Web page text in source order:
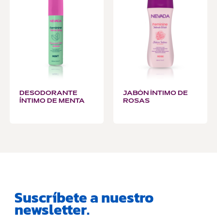
DESODORANTE
ÍNTIMO DE MENTA
JABÓN ÍNTIMO DE
ROSAS
Suscríbete a nuestro
newsletter.